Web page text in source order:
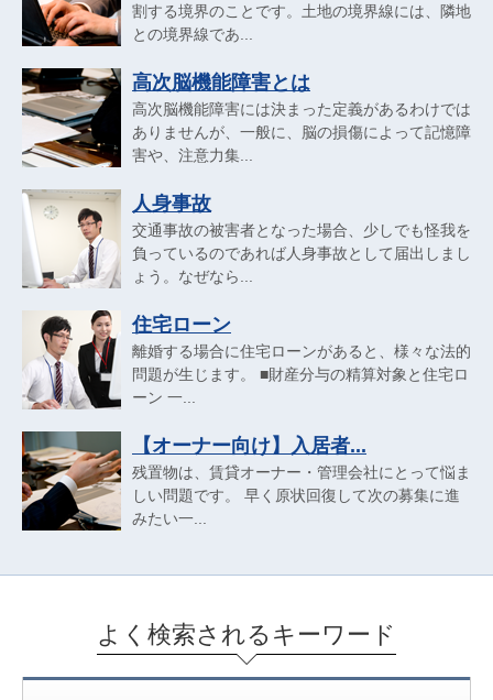
割する境界のことです。土地の境界線には、隣地
との境界線であ...
高次脳機能障害とは
高次脳機能障害には決まった定義があるわけでは
ありませんが、一般に、脳の損傷によって記憶障
害や、注意力集...
人身事故
交通事故の被害者となった場合、少しでも怪我を
負っているのであれば人身事故として届出しまし
ょう。なぜなら...
住宅ローン
離婚する場合に住宅ローンがあると、様々な法的
問題が生じます。 ■財産分与の精算対象と住宅ロ
ーン 一...
【オーナー向け】入居者...
残置物は、賃貸オーナー・管理会社にとって悩ま
しい問題です。 早く原状回復して次の募集に進
みたい一...
よく検索されるキーワード